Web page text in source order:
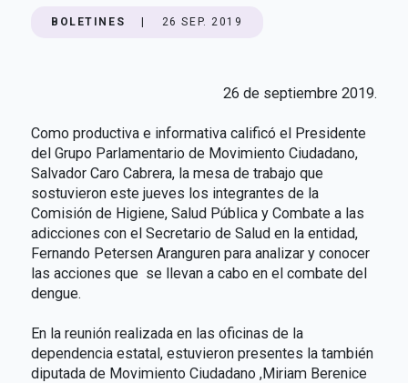
BOLETINES 26 SEP. 2019
26 de septiembre 2019.
Como productiva e informativa calificó el Presidente
del Grupo Parlamentario de Movimiento Ciudadano,
Salvador Caro Cabrera, la mesa de trabajo que
sostuvieron este jueves los integrantes de la
Comisión de Higiene, Salud Pública y Combate a las
adicciones con el Secretario de Salud en la entidad,
Fernando Petersen Aranguren para analizar y conocer
las acciones que se llevan a cabo en el combate del
dengue.
En la reunión realizada en las oficinas de la
dependencia estatal, estuvieron presentes la también
diputada de Movimiento Ciudadano ,Miriam Berenice